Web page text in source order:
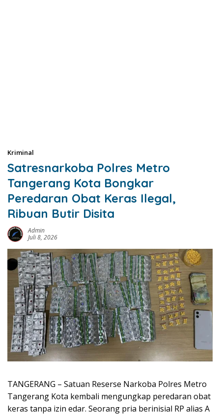
Kriminal
Satresnarkoba Polres Metro
Tangerang Kota Bongkar
Peredaran Obat Keras Ilegal,
Ribuan Butir Disita
Admin
Juli 8, 2026
TANGERANG – Satuan Reserse Narkoba Polres Metro
Tangerang Kota kembali mengungkap peredaran obat
keras tanpa izin edar. Seorang pria berinisial RP alias A